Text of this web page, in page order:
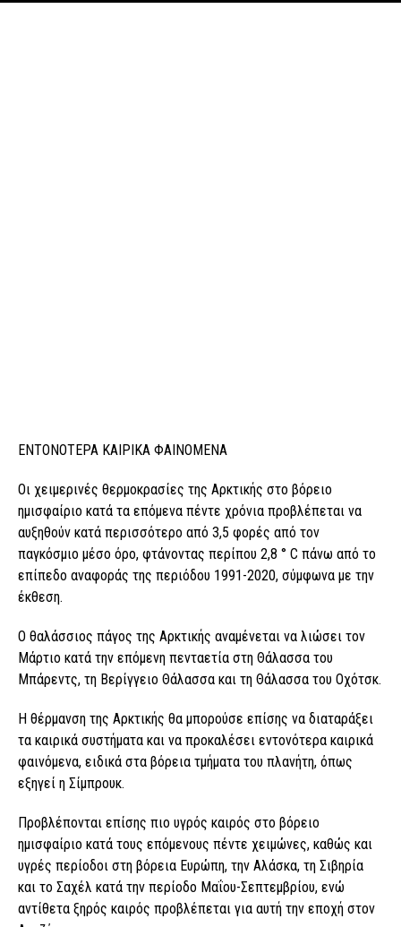
EΝΤΟΝΟΤΕΡΑ ΚΑΙΡΙΚΑ ΦΑΙΝΟΜΕΝΑ
Οι χειμερινές θερμοκρασίες της Αρκτικής στο βόρειο
ημισφαίριο κατά τα επόμενα πέντε χρόνια προβλέπεται να
αυξηθούν κατά περισσότερο από 3,5 φορές από τον
παγκόσμιο μέσο όρο, φτάνοντας περίπου 2,8 ° C πάνω από τo
επίπεδο αναφοράς της περιόδου 1991-2020, σύμφωνα με την
έκθεση.
Ο θαλάσσιος πάγος της Αρκτικής αναμένεται να λιώσει τον
Μάρτιο κατά την επόμενη πενταετία στη Θάλασσα του
Μπάρεντς, τη Βερίγγειο Θάλασσα και τη Θάλασσα του Οχότσκ.
Η θέρμανση της Αρκτικής θα μπορούσε επίσης να διαταράξει
τα καιρικά συστήματα και να προκαλέσει εντονότερα καιρικά
φαινόμενα, ειδικά στα βόρεια τμήματα του πλανήτη, όπως
εξηγεί η Σίμπρουκ.
Προβλέπονται επίσης πιο υγρός καιρός στο βόρειο
ημισφαίριο κατά τους επόμενους πέντε χειμώνες, καθώς και
υγρές περίοδοι στη βόρεια Ευρώπη, την Αλάσκα, τη Σιβηρία
και το Σαχέλ κατά την περίοδο Μαΐου-Σεπτεμβρίου, ενώ
αντίθετα ξηρός καιρός προβλέπεται για αυτή την εποχή στον